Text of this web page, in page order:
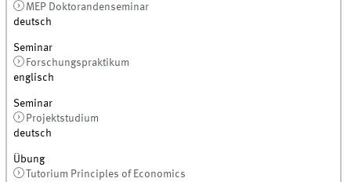
MEP Doktorandenseminar
deutsch
Seminar
Forschungspraktikum
englisch
Seminar
Projektstudium
deutsch
Übung
Tutorium Principles of Economics